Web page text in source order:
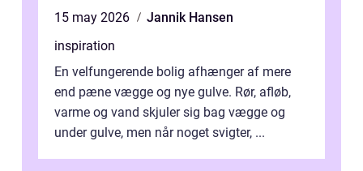
15 may 2026
Jannik Hansen
inspiration
En velfungerende bolig afhænger af mere
end pæne vægge og nye gulve. Rør, afløb,
varme og vand skjuler sig bag vægge og
under gulve, men når noget svigter, ...